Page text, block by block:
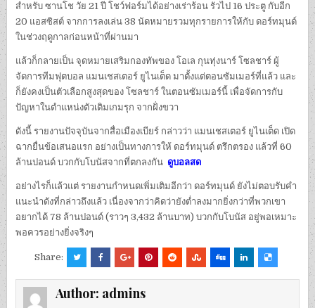
สำหรับ ซานโช วัย 21 ปี โชว์ฟอร์มได้อย่างเร่าร้อน รัวไป 16 ประตู กับอีก
20 แอสซิสต์ จากการลงเล่น 38 นัดหมายรวมทุกรายการให้กับ ดอร์ทมุนด์
ในช่วงฤดูกาลก่อนหน้าที่ผ่านมา
แล้วก็กลายเป็น จุดหมายเสริมกองทัพของ โอเล กุนทุ่งนาร์ โซลชาร์ ผู้
จัดการทีมฟุตบอล แมนเชสเตอร์ ยูไนเต็ด มาตั้งแต่ตอนซัมเมอร์ที่แล้ว และ
ก็ยังคงเป็นตัวเลือกสูงสุดของ โซลชาร์ ในตอนซัมเมอร์นี้ เพื่อจัดการกับ
ปัญหาในตำแหน่งตัวเติมเกมรุก จากฝั่งขวา
ดังนี้ รายงานปัจจุบันจากสื่อเมืองเบียร์ กล่าวว่า แมนเชสเตอร์ ยูไนเต็ด เปิด
ฉากยื่นข้อเสนอแรก อย่างเป็นทางการให้ ดอร์ทมุนด์ ตรึกตรอง แล้วที่ 60
ล้านปอนด์ บวกกับโบนัสจากที่ตกลงกัน ดูบอลสด
อย่างไรก็แล้วแต่ รายงานกำหนดเพิ่มเติมอีกว่า ดอร์ทมุนด์ ยังไม่ตอบรับคำ
แนะนำดังที่กล่าวถึงแล้ว เนื่องจากว่าคิดว่ายังต่ำลงมากยิ่งกว่าที่พวกเขา
อยากได้ 78 ล้านปอนด์ (ราวๆ 3,432 ล้านบาท) บวกกับโบนัส อยู่พอเหมาะ
พอควรอย่างยิ่งจริงๆ
Share:
Author: admins